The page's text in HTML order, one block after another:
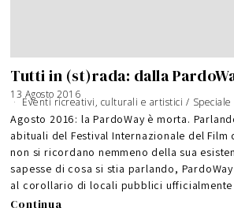
Tutti in (st)rada: dalla
13 Agosto 2016
0
A
g
o
t
o
2
0
1
6
Eventi ricreativi, culturali e artistici /
Agosto 2016: la PardoWay è morta.
abituali del Festival Internazionale del Film
non si ricordano nemmeno della sua
sapesse di cosa si stia parlando,
al corollario di locali pubblici
Continua